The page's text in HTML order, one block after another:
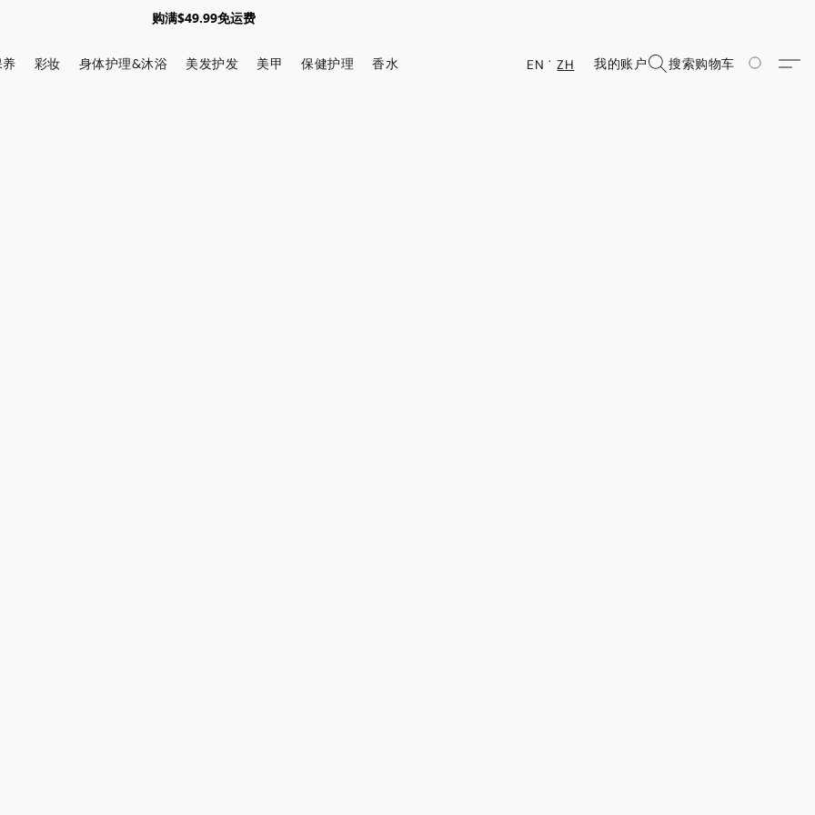
购满$49.99免运费
彩妆 身体护理&沐浴 美发护发 美甲 保健护理 香水 EN ZH 我的账户 搜索购物车